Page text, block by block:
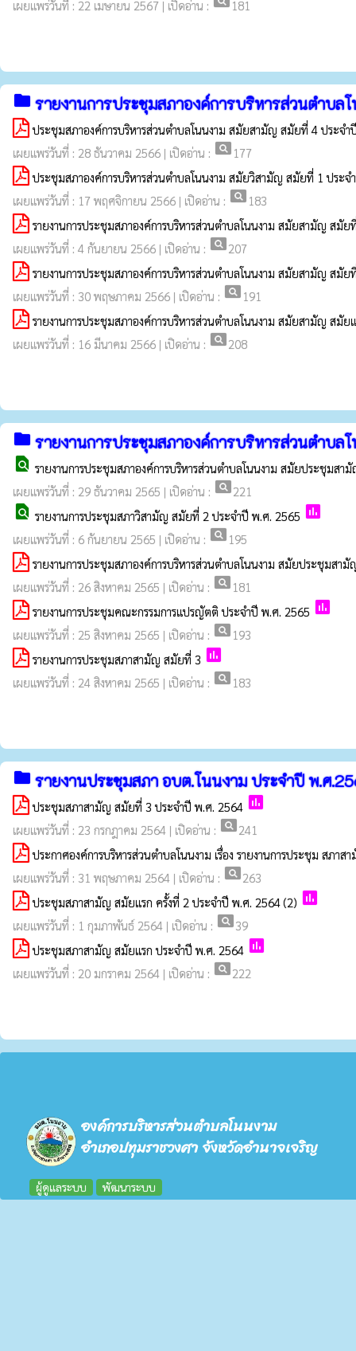
เผยแพร่วันที่ : 22 เมษายน 2567 | เปิดอ่าน :
181
folder รายงานการประชุมสภาองค์การบริหารส่วนตำบล
ประชุมสภาองค์การบริหารส่วนตำบลโนนงาม สมัยสามัญ สมัยที่ 4 ประจ
เผยแพร่วันที่ : 28 ธันวาคม 2566 | เปิดอ่าน : pageview 177
ประชุมสภาองค์การบริหารส่วนตำบลโนนงาม สมัยวิสามัญ สมัยที่ 1 ประจ
เผยแพร่วันที่ : 17 พฤศจิกายน 2566 | เปิดอ่าน : pageview 183
รายงานการประชุมสภาองค์การบริหารส่วนตำบลโนนงาม สมัยสามัญ สมั
เผยแพร่วันที่ : 4 กันยายน 2566 | เปิดอ่าน : pageview207
รายงานการประชุมสภาองค์การบริหารส่วนตำบลโนนงาม สมัยสามัญ สมั
เผยแพร่วันที่ : 30 พฤษภาคม 2566 | เปิดอ่าน : pageview 191
รายงานการประชุมสภาองค์การบริหารส่วนตำบลโนนงาม สมัยสามัญ สมั
เผยแพร่วันที่ : 16 มีนาคม 2566 | เปิดอ่าน : pageview208
folder รายงานการประชุมสภาองค์การบริหารส่วนตำบล
find_in_page รายงานการประชุมสภาองค์การบริหารส่วนตำบลโนนงาม สมัยประชุมส
เผยแพร่วันที่ : 29 ธันวาคม 2565 | เปิดอ่าน : pageview221
find_in_page รายงานการประชุมสภาวิสามัญ สมัยที่ 2 ประจำปี พ.ศ. 2565 poll
เผยแพร่วันที่ : 6 กันยายน 2565 | เปิดอ่าน : pageview 195
รายงานการประชุมสภาองค์การบริหารส่วนตำบลโนนงาม สมัยประชุมส
เผยแพร่วันที่ : 26 สิงหาคม 2565 | เปิดอ่าน : pageview 181
รายงานการประชุมคณะกรรมการแปรญัตติ ประจำปี พ.ศ. 2565 poll
เผยแพร่วันที่ : 25 สิงหาคม 2565 | เปิดอ่าน : pageview 193
รายงานการประชุมสภาสามัญ สมัยที่ 3 poll
เผยแพร่วันที่ : 24 สิงหาคม 2565 | เปิดอ่าน : pageview 183
folder รายงานประชุมสภา อบต.โนนงาม ประจำปี พ.ศ
ประชุมสภาสามัญ สมัยที่ 3 ประจำปี พ.ศ. 2564 poll
เผยแพร่วันที่ : 23 กรกฎาคม 2564 | เปิดอ่าน : pageview241
ประกาศองค์การบริหารส่วนตำบลโนนงาม เรื่อง รายงานการประชุม สภ
เผยแพร่วันที่ : 31 พฤษภาคม 2564 | เปิดอ่าน : pageview263
ประชุมสภาสามัญ สมัยแรก ครั้งที่ 2 ประจำปี พ.ศ. 2564 (2) poll
เผยแพร่วันที่ : 1 กุมภาพันธ์ 2564 | เปิดอ่าน : pageview39
ประชุมสภาสามัญ สมัยแรก ประจำปี พ.ศ. 2564 poll
เผยแพร่วันที่ : 20 มกราคม 2564 | เปิดอ่าน : pageview222
องค์การบริหารส่วนตำบลโนนงาม
อำเภอปทุมราชวงศา จังหวัดอำนาจเจริญ
ผู้ดูแลระบบ พัฒนาระบบ